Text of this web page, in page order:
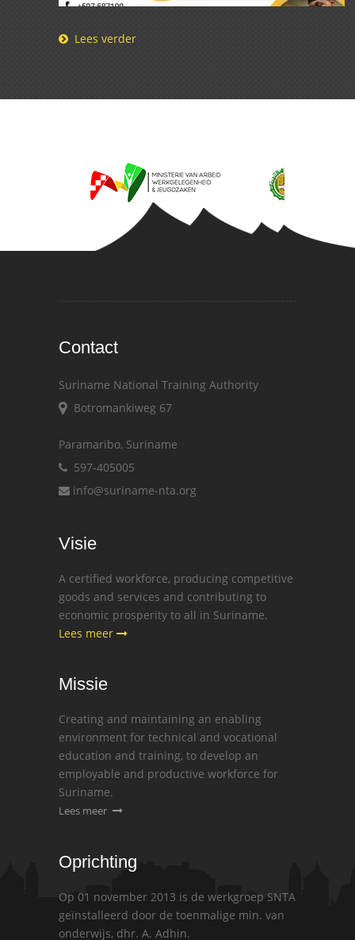
Lees verder
Contact
Suriname National Training Authority
Botromankiweg 67
Paramaribo, Suriname
597-405005
info@suriname-nta.org
Visie
A certified workforce, producing competitive
goods and services and contributing to
economic prosperity to all in Suriname.
Lees meer
Missie
Creating and maintaining an enabling
environment for technical and vocational
education and training, to develop an
employable and productive workforce for
Suriname.
Lees meer
Oprichting
Op 01 november 2013 is de werkgroep SNTA
geïnstalleerd door de toenmalige min. van
onderwijs, dhr. A. Adhin.